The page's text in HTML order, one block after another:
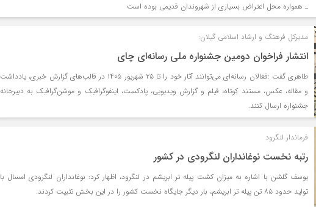
ـ همواره محل اعتراض بسیاری از شهروندان قدیمی بوده است
مدیرکل فرهنگ و ارشاد اسلامی گیلان:
انتشار فراخوان دومین جشنواره ملی رسانه‌ای چای
طاهری گفت :فعالان رسانه‌ای می‌توانند آثار خود را تا ۲۵ شهریور ۱۴۰۵ در قالب‌های گزارش خبری، یادداشت
و مقاله، عکس، مستند کوتاه، فیلم و گزارش ویدیویی، پادکست، اینفوگرافیک و موشن‌گرافیک به دبیرخانه
جشنواره ارسال کنند.
فرماندار لنگرود
رتبه نخست نوغانداران لنگرودی در کشور
یوسف گلشن با اشاره به میزان کشت پیله تر ابریشم در لنگرود، اظهار کرد: نوغانداران لنگرودی امسال با
تولید حدود ۸۵ تن پیله‌ تر ابریشم، بار دیگر جایگاه نخست کشور را در این بخش تثبیت کردند.
احداث مجموعه تفریحی و گردشگری در منطقه
گاودیلان لاریخانی دیلمان